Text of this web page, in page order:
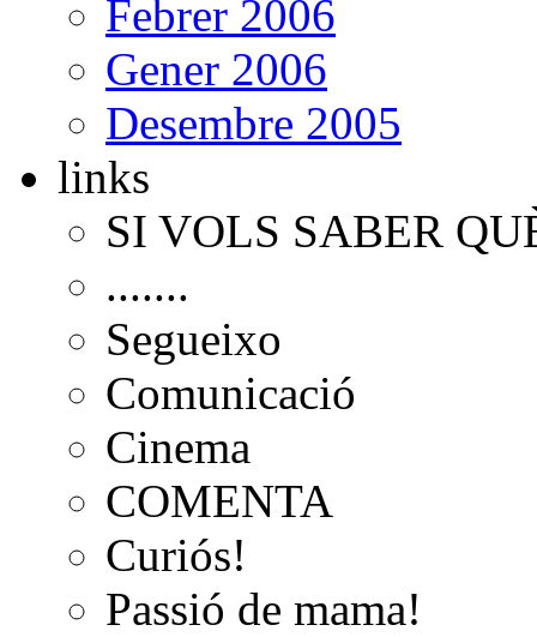
Febrer 2006
Gener 2006
Desembre 2005
links
SI VOLS SABER
.......
Segueixo
Comunicació
Cinema
COMENTA
Curiós!
Passió de mama!